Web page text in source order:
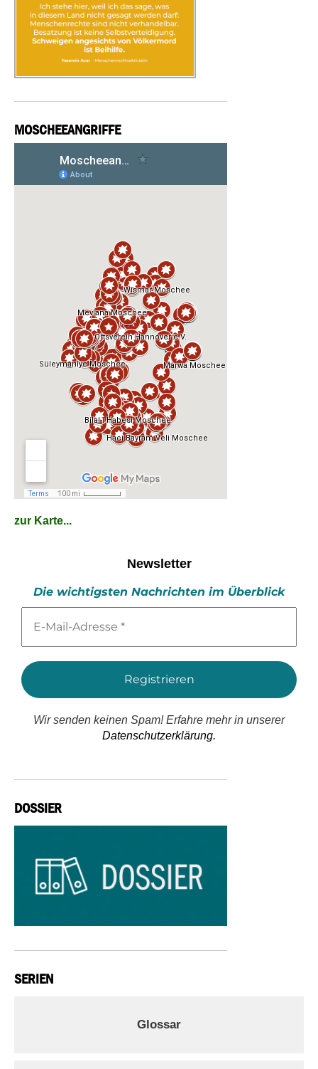
MOSCHEEANGRIFFE
zur Karte...
Newsletter
Die wichtigsten Nachrichten im Überblick
Mail-
*
Wir senden keinen Spam! Erfahre mehr in unserer
Datenschutzerklärung.
DOSSIER
SERIEN
Glossar